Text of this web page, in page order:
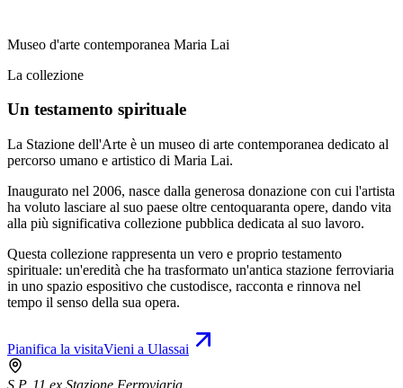
Museo d'arte contemporanea Maria Lai
La collezione
Un testamento spirituale
La Stazione dell'Arte è un museo di arte contemporanea dedicato al
percorso umano e artistico di Maria Lai.
Inaugurato nel 2006, nasce dalla generosa donazione con cui l'artista
ha voluto lasciare al suo paese oltre centoquaranta opere, dando vita
alla più significativa collezione pubblica dedicata al suo lavoro.
Questa collezione rappresenta un vero e proprio testamento
spirituale: un'eredità che ha trasformato un'antica stazione ferroviaria
in uno spazio espositivo che custodisce, racconta e rinnova nel
tempo il senso della sua opera.
Pianifica la visitaVieni a Ulassai